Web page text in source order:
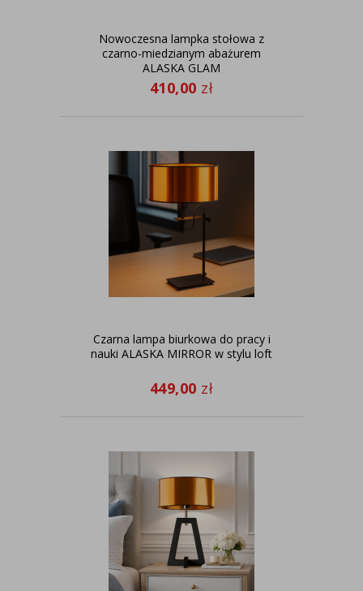
Nowoczesna lampka stołowa z
czarno-miedzianym abażurem
ALASKA GLAM
410,00 zł
Czarna lampa biurkowa do pracy i
nauki ALASKA MIRROR w stylu loft
449,00 zł